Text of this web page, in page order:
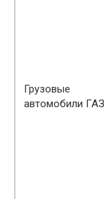
Грузовые
автомобили ГАЗ